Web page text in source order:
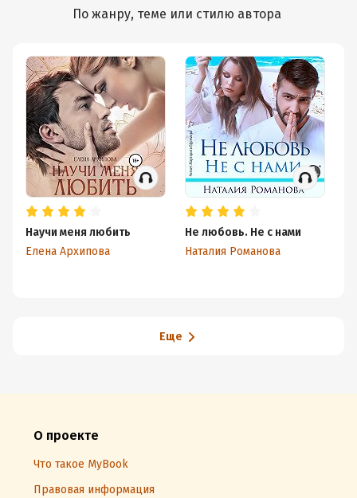
По жанру, теме или стилю автора
Научи меня любить
Елена Архипова
Не любовь. Не с нами
Наталия Романова
Еще
О проекте
Что такое MyBook
Правовая информация